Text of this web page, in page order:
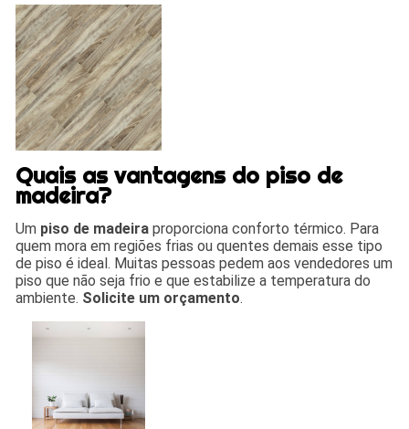
Quais as vantagens do piso de
madeira?
Um piso de madeira proporciona conforto térmico. Para
quem mora em regiões frias ou quentes demais esse tipo
de piso é ideal. Muitas pessoas pedem aos vendedores um
piso que não seja frio e que estabilize a temperatura do
ambiente. Solicite um orçamento.